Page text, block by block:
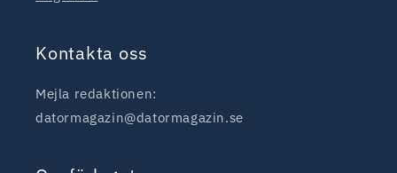
Kontakta oss
Mejla redaktionen:
datormagazin@datormagazin.se